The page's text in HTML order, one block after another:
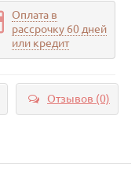
Оплата в
рассрочку 60 дней
или кредит
Отзывов (0)